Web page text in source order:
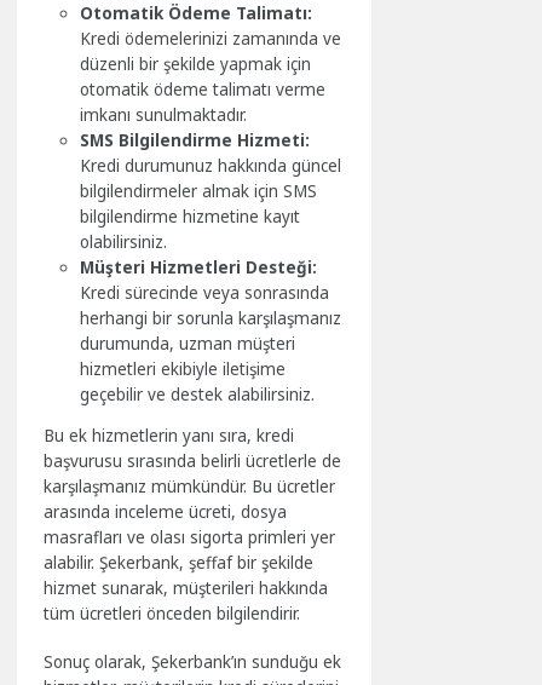
Otomatik Ödeme Talimatı:
Kredi ödemelerinizi zamanında ve
düzenli bir şekilde yapmak için
otomatik ödeme talimatı verme
imkanı sunulmaktadır.
SMS Bilgilendirme Hizmeti:
Kredi durumunuz hakkında güncel
bilgilendirmeler almak için SMS
bilgilendirme hizmetine kayıt
olabilirsiniz.
Müşteri Hizmetleri Desteği:
Kredi sürecinde veya sonrasında
herhangi bir sorunla karşılaşmanız
durumunda, uzman müşteri
hizmetleri ekibiyle iletişime
geçebilir ve destek alabilirsiniz.
Bu ek hizmetlerin yanı sıra, kredi
başvurusu sırasında belirli ücretlerle de
karşılaşmanız mümkündür. Bu ücretler
arasında inceleme ücreti, dosya
masrafları ve olası sigorta primleri yer
alabilir. Şekerbank, şeffaf bir şekilde
hizmet sunarak, müşterileri hakkında
tüm ücretleri önceden bilgilendirir.
Sonuç olarak, Şekerbank’ın sunduğu ek